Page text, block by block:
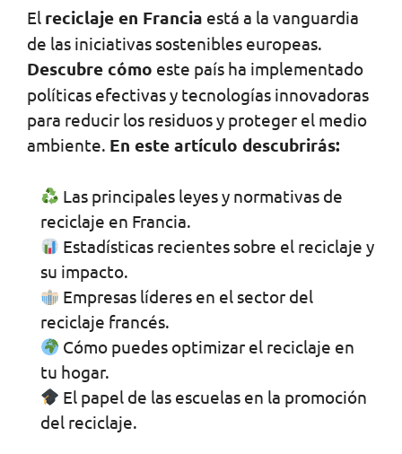
El reciclaje en Francia está a la vanguardia
de las iniciativas sostenibles europeas.
Descubre cómo este país ha implementado
políticas efectivas y tecnologías innovadoras
para reducir los residuos y proteger el medio
ambiente. En este artículo descubrirás:
Las principales leyes y normativas de
reciclaje en Francia.
Estadísticas recientes sobre el reciclaje y
su impacto.
Empresas líderes en el sector del
reciclaje francés.
Cómo puedes optimizar el reciclaje en
tu hogar.
El papel de las escuelas en la promoción
del reciclaje.